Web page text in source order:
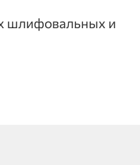
шлифовальных и